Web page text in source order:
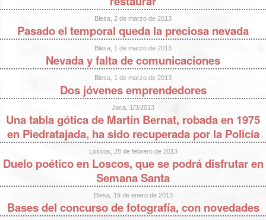
Blesa, 2 de marzo de 2013
Pasado el temporal queda la preciosa nevada
Blesa, 1 de marzo de 2013
Nevada y falta de comunicaciones
Blesa, 1 de marzo de 2013
Dos jóvenes emprendedores
Jaca, 1/3/2013
Una tabla gótica de Martín Bernat, robada en 1975
en Piedratajada, ha sido recuperada por la Policía
Loscos, 28 de febrero de 2013
Duelo poético en Loscos, que se podrá disfrutar en
Semana Santa
Blesa, 19 de enero de 2013
Bases del concurso de fotografía, con novedades